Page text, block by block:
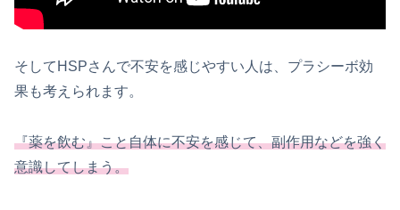
そしてHSPさんで不安を感じやすい人は、プラシーボ効
果も考えられます。
『薬を飲む』こと自体に不安を感じて、副作用などを強く
意識してしまう。